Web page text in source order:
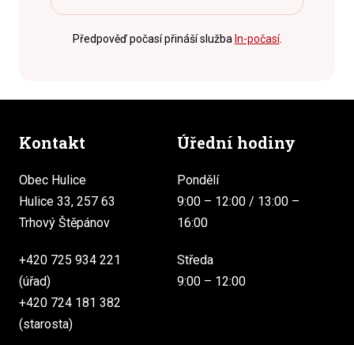
Předpověď počasí přináší služba In-počasí.
Kontakt
Obec Hulice
Hulice 33, 257 63
Trhový Štěpánov
+420 725 934 221
(úřad)
+420 724 181 382
(starosta)
Úřední hodiny
Pondělí
9:00 – 12:00 / 13:00 –
16:00
Středa
9:00 – 12:00